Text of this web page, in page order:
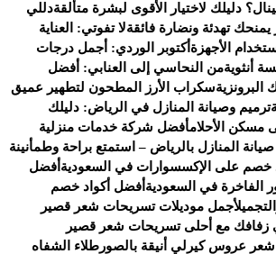
دليلك لاختيار الأقوى لبشرة متألقةدللي
تهدئة ونضارة فائقةلا تفوتي: العناية
الأجهزة أكتوبر الوردي: أجمل درجات
أنثويةمن النحاسي إلى العنابي: أفضل
سكراب الأرز المطحون لتطهير عميق
ترميم وصيانة المنازل في الرياض: دليلك
مسكن الأحلامأفضل شركة خدمات منزلية
المنازل بالرياض – استمتع براحة وطمأنينة
خصم على الإكسسوارات في السعودية أفضل
الفاخرة في السعودية أفضل أكواد خصم
أجمل موديلات تسريحات شعر قصير
زفافك مع أحلى تسريحات شعر قصير
طلاء الشفاه